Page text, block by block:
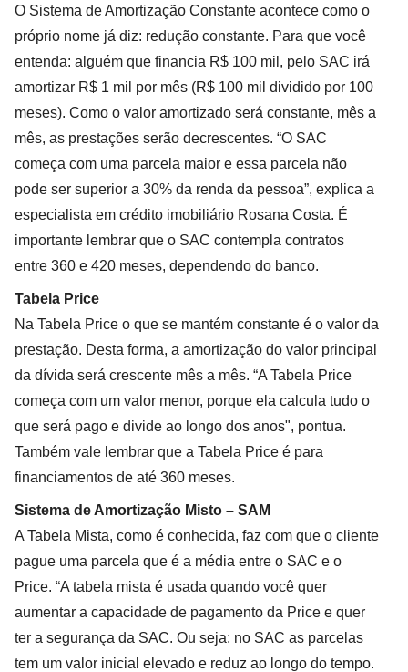
O Sistema de Amortização Constante acontece como o
próprio nome já diz: redução constante. Para que você
entenda: alguém que financia R$ 100 mil, pelo SAC irá
amortizar R$ 1 mil por mês (R$ 100 mil dividido por 100
meses). Como o valor amortizado será constante, mês a
mês, as prestações serão decrescentes. “O SAC
começa com uma parcela maior e essa parcela não
pode ser superior a 30% da renda da pessoa”, explica a
especialista em crédito imobiliário Rosana Costa. É
importante lembrar que o SAC contempla contratos
entre 360 e 420 meses, dependendo do banco.
Tabela Price
Na Tabela Price o que se mantém constante é o valor da
prestação. Desta forma, a amortização do valor principal
da dívida será crescente mês a mês. “A Tabela Price
começa com um valor menor, porque ela calcula tudo o
que será pago e divide ao longo dos anos", pontua.
Também vale lembrar que a Tabela Price é para
financiamentos de até 360 meses.
Sistema de Amortização Misto – SAM
A Tabela Mista, como é conhecida, faz com que o cliente
pague uma parcela que é a média entre o SAC e o
Price. “A tabela mista é usada quando você quer
aumentar a capacidade de pagamento da Price e quer
ter a segurança da SAC. Ou seja: no SAC as parcelas
tem um valor inicial elevado e reduz ao longo do tempo.